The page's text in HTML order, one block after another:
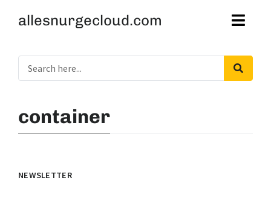
allesnurgecloud.com
container
NEWSLETTER